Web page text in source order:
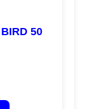
50